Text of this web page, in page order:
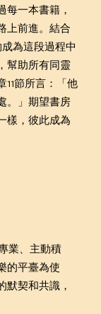
一本書籍，
上前進。結合
為這段過程中
幫助所有同靈
節所言：「他
。」期望書房
樣，彼此成為
業、主動積
的平臺為使
契和共識，